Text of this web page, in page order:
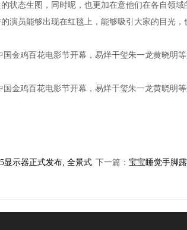
状态生图，同时呢，也更加在意他们在各自领域
演员能够出现在红毯上，能够吸引大家的目光，
金鸡百花电影节开幕，易烊干玺朱一龙黄晓明等
金鸡百花电影节开幕，易烊干玺朱一龙黄晓明等
显示器正式发布, 全景式 下一篇： 宝宝睡觉手脚